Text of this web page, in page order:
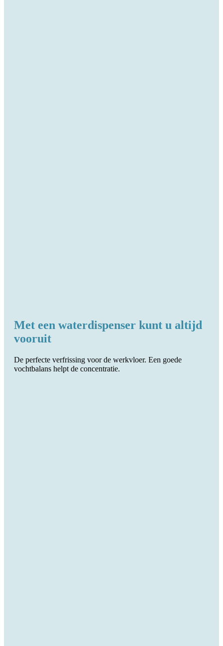
Met een waterdispenser kunt u altijd
vooruit
De perfecte verfrissing voor de werkvloer. Een goede
vochtbalans helpt de concentratie.